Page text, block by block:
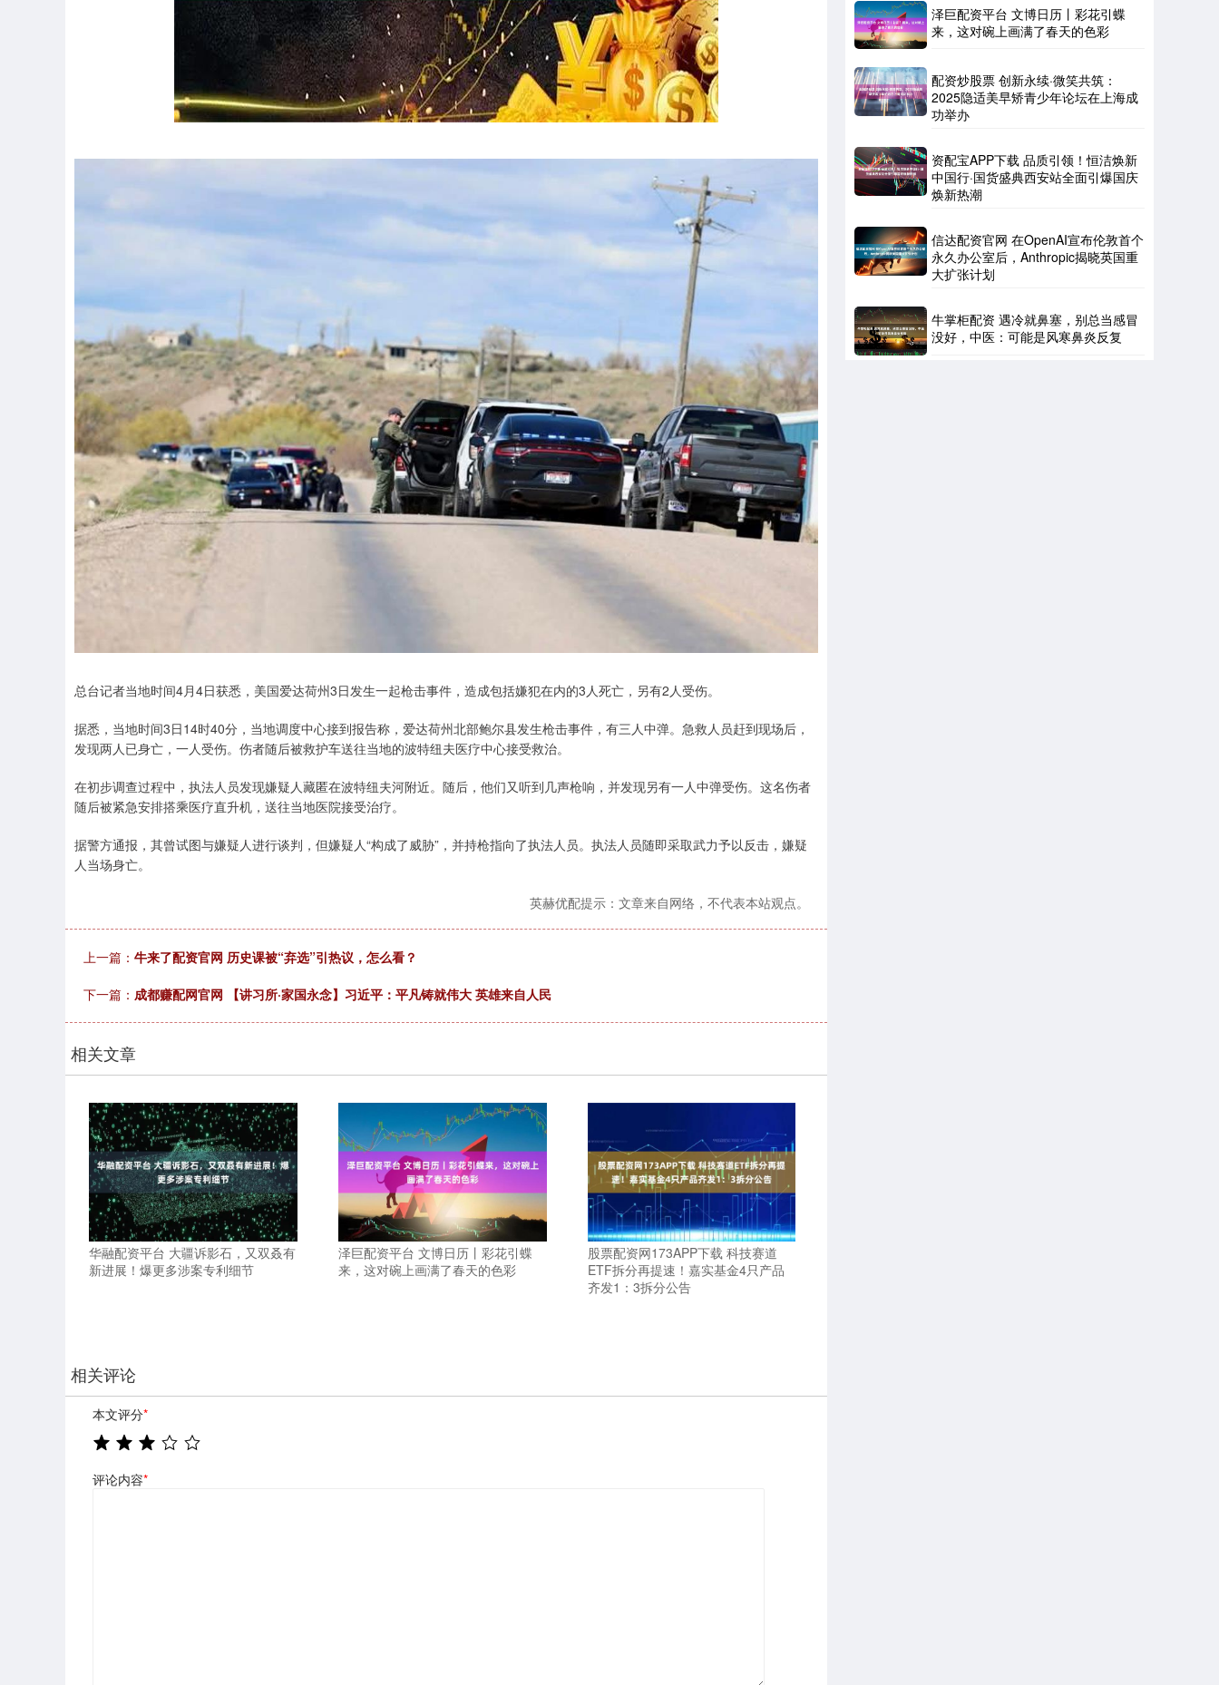
总台记者当地时间4月4日获悉，美国爱达荷州3日发生一起枪击事件，造成包括嫌犯在内的3人死亡，另有2人受伤。
据悉，当地时间3日14时40分，当地调度中心接到报告称，爱达荷州北部鲍尔县发生枪击事件，有三人中弹。急救人员赶到现场后，
发现两人已身亡，一人受伤。伤者随后被救护车送往当地的波特纽夫医疗中心接受救治。
在初步调查过程中，执法人员发现嫌疑人藏匿在波特纽夫河附近。随后，他们又听到几声枪响，并发现另有一人中弹受伤。这名伤者
随后被紧急安排搭乘医疗直升机，送往当地医院接受治疗。
据警方通报，其曾试图与嫌疑人进行谈判，但嫌疑人“构成了威胁”，并持枪指向了执法人员。执法人员随即采取武力予以反击，嫌疑
人当场身亡。
英赫优配提示：文章来自网络，不代表本站观点。
上一篇： 牛来了配资官网 历史课被“弃选”引热议，怎么看？
下一篇： 成都赚配网官网 【讲习所·家国永念】习近平：平凡铸就伟大 英雄来自人民
相关文章
华融配资平台 大疆诉影石，又双叒有
新进展！爆更多涉案专利细节
泽巨配资平台 文博日历丨彩花引蝶
来，这对碗上画满了春天的色彩
股票配资网173APP下载 科技赛道
ETF拆分再提速！嘉实基金4只产品
齐发1：3拆分公告
相关评论
本文评分*
评论内容*
泽巨配资平台 文博日历丨彩花引蝶
来，这对碗上画满了春天的色彩
配资炒股票 创新永续·微笑共筑：
2025隐适美早矫青少年论坛在上海成
功举办
资配宝APP下载 品质引领！恒洁焕新
中国行·国货盛典西安站全面引爆国庆
焕新热潮
信达配资官网 在OpenAI宣布伦敦首个
永久办公室后，Anthropic揭晓英国重
大扩张计划
牛掌柜配资 遇冷就鼻塞，别总当感冒
没好，中医：可能是风寒鼻炎反复